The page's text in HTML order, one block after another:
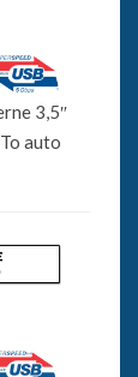
3,5″
auto